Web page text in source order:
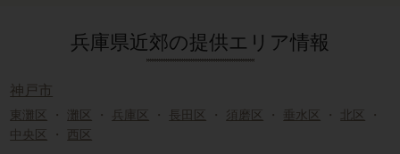
兵庫県近郊の提供エリア情報
神戸市
東灘区 ・ 灘区 ・ 兵庫区 ・ 長田区 ・ 須磨区 ・ 垂水区 ・ 北区
・
中央区
・ 西区